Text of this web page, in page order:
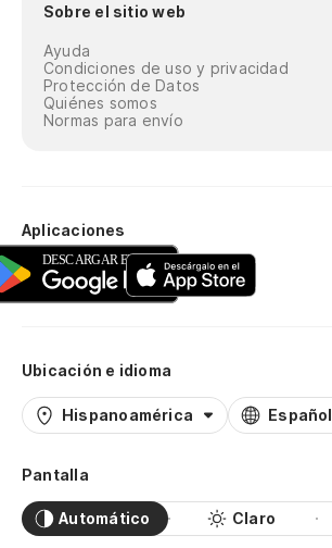
Sobre el sitio web
Ayuda
Condiciones de uso y privacidad
Protección de Datos
Quiénes somos
Normas para envío
Aplicaciones
Ubicación e idioma
Hispanoamérica Español
Pantalla
Automático Claro